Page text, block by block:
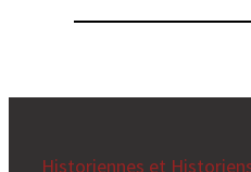
lauréat
d’histoire
Historiennes et